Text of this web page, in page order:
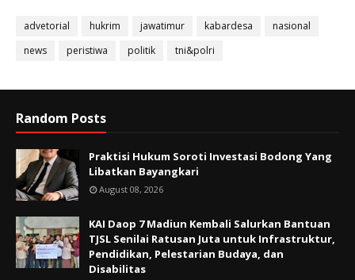
advetorial hukrim jawatimur kabardesa
nasional
news
peristiwa politik tni&polri
Random Posts
Praktisi Hukum Soroti Investasi Bodong Yang
Libatkan Bayangkari
August 08, 2026
KAI Daop 7 Madiun Kembali Salurkan Bantuan
TJSL Senilai Ratusan Juta untuk Infrastruktur,
Pendidikan, Pelestarian Budaya, dan
Disabilitas